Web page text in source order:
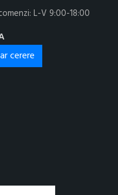
L-V 9:00-18:00
cerere